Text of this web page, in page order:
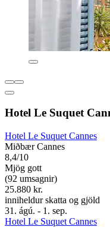
Hotel Le Suquet
Hotel Le Suquet Cannes
Miðbær Cannes
8,4/10
Mjög gott
(92 umsagnir)
25.880 kr.
inniheldur skatta og gjöld
31. ágú. - 1. sep.
Hotel Le Suquet Cannes